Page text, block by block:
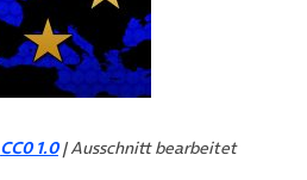
CC0 1.0| Ausschnitt bearbeitet